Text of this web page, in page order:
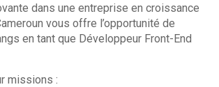
dans une entreprise en croissance
vous offre l’opportunité de
en tant que Développeur Front-End
missions :